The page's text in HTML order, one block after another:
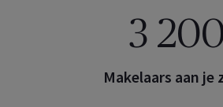
3
Makelaars aan je